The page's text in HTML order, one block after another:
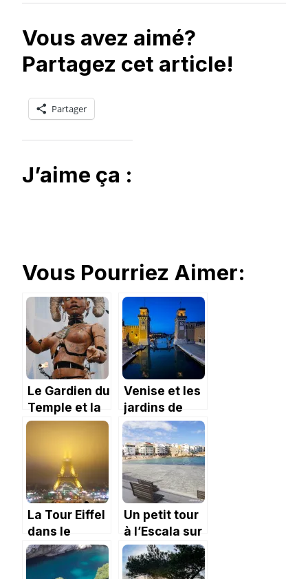
Vous avez aimé?
Partagez cet article!
Partager
J’aime ça :
Vous Pourriez Aimer:
Le Gardien du
Temple et la
porte des
Venise et les
jardins de
l’Arsenal
La Tour Eiffel
dans le
brouillard et
autres
Un petit tour
à l’Escala sur
la Costa
Brava.